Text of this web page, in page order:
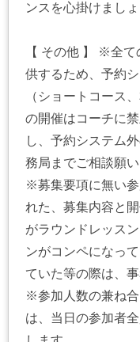
ンスを心掛けましょ
【 その他 】 ※全
供するため、予約
（ショートコース
の開催はコーチに
し、予約システム
務局までご相談願い
※募集要項に無い
れた、募集内容と
がラウンドレッス
ンがコンペになっ
ていた等の際は、
※参加人数の兼ね
は、当日の参加者